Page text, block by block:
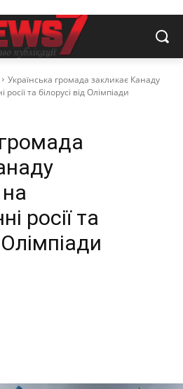
Українська громада закликає Канаду
та білорусі від Олімпіади
росії та
Олімпіади